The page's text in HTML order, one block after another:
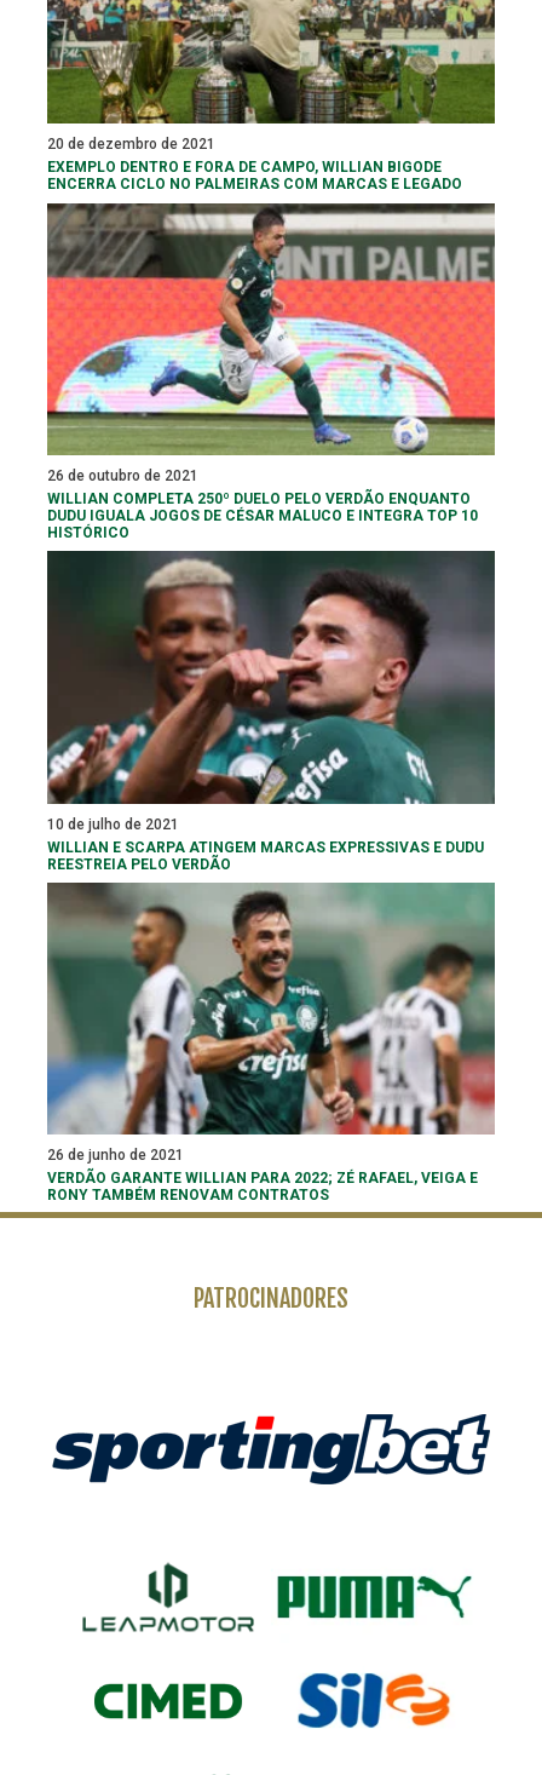
20 de dezembro de 2021
EXEMPLO DENTRO E FORA DE CAMPO, WILLIAN BIGODE
ENCERRA CICLO NO PALMEIRAS COM MARCAS E LEGADO
26 de outubro de 2021
WILLIAN COMPLETA 250º DUELO PELO VERDÃO ENQUANTO
DUDU IGUALA JOGOS DE CÉSAR MALUCO E INTEGRA TOP 10
HISTÓRICO
10 de julho de 2021
WILLIAN E SCARPA ATINGEM MARCAS EXPRESSIVAS E DUDU
REESTREIA PELO VERDÃO
26 de junho de 2021
VERDÃO GARANTE WILLIAN PARA 2022; ZÉ RAFAEL, VEIGA E
RONY TAMBÉM RENOVAM CONTRATOS
PATROCINADORES